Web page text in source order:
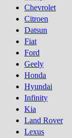
Chevrolet
Citroen
Datsun
Fiat
Ford
Geely
Honda
Hyundai
Infinity
Kia
Land Rover
Lexus